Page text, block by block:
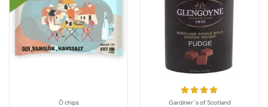
Ö chips Gardiner´s of Scotland